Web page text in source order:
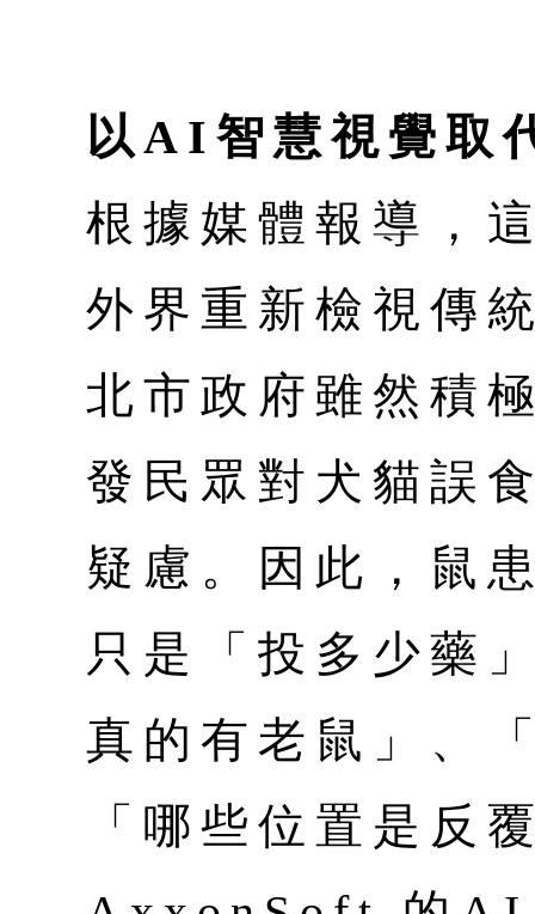
以AI智慧視覺取
根據媒體報導，
外界重新檢視傳
北市政府雖然積
發民眾對犬貓誤
疑慮。因此，鼠
只是「投多少藥
真的有老鼠」、
「哪些位置是反